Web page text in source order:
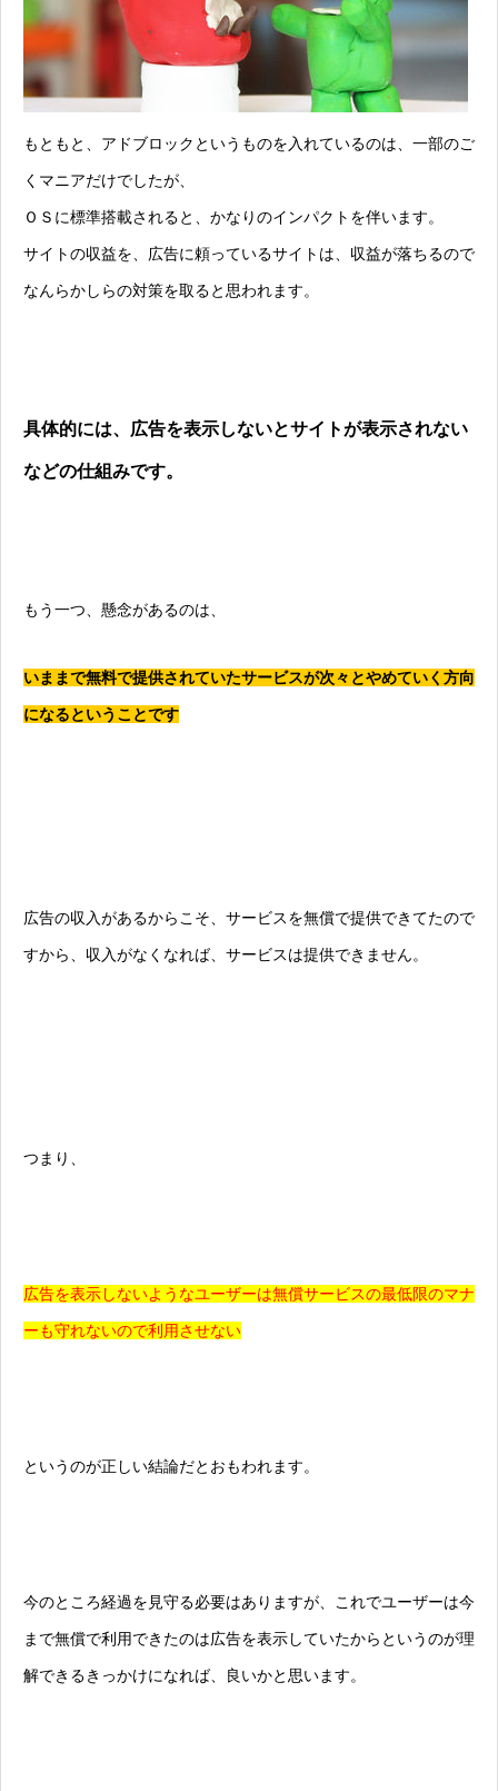
もともと、アドブロックというものを入れているのは、一部のご
くマニアだけでしたが、
ＯＳに標準搭載されると、かなりのインパクトを伴います。
サイトの収益を、広告に頼っているサイトは、収益が落ちるので
なんらかしらの対策を取ると思われます。
具体的には、広告を表示しないとサイトが表示されない
などの仕組みです。
もう一つ、懸念があるのは、
いままで無料で提供されていたサービスが次々とやめていく方向
になるということです
広告の収入があるからこそ、サービスを無償で提供できてたので
すから、収入がなくなれば、サービスは提供できません。
つまり、
広告を表示しないようなユーザーは無償サービスの最低限のマナ
ーも守れないので利用させない
というのが正しい結論だとおもわれます。
今のところ経過を見守る必要はありますが、これでユーザーは今
まで無償で利用できたのは広告を表示していたからというのが理
解できるきっかけになれば、良いかと思います。